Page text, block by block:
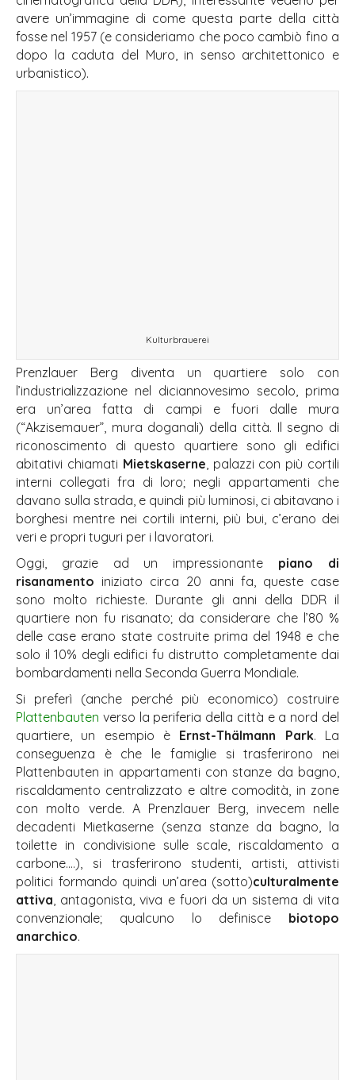
avere un’immagine di come questa parte della città
fosse nel 1957 (e consideriamo che poco cambiò fino a
dopo la caduta del Muro, in senso architettonico e
urbanistico).
Kulturbrauerei
Prenzlauer Berg diventa un quartiere solo con
l’industrializzazione nel diciannovesimo secolo, prima
era un’area fatta di campi e fuori dalle mura
(“Akzisemauer”, mura doganali) della città. Il segno di
riconoscimento di questo quartiere sono gli edifici
abitativi chiamati Mietskaserne , palazzi con più cortili
interni collegati fra di loro; negli appartamenti che
davano sulla strada, e quindi più luminosi, ci abitavano i
borghesi mentre nei cortili interni, più bui, c’erano dei
veri e propri tuguri per i lavoratori.
Oggi, grazie ad un impressionante piano di
risanamento iniziato circa 20 anni fa, queste case
sono molto richieste. Durante gli anni della DDR il
quartiere non fu risanato; da considerare che l’80 %
delle case erano state costruite prima del 1948 e che
solo il 10% degli edifici fu distrutto completamente dai
bombardamenti nella Seconda Guerra Mondiale.
Si preferì (anche perché più economico) costruire
Plattenbauten verso la periferia della città e a nord del
quartiere, un esempio è Ernst-Thälmann Park. La
conseguenza è che le famiglie si trasferirono nei
Plattenbauten in appartamenti con stanze da bagno,
riscaldamento centralizzato e altre comodità, in zone
con molto verde. A Prenzlauer Berg, invecem nelle
decadenti Mietkaserne (senza stanze da bagno, la
toilette in condivisione sulle scale, riscaldamento a
carbone….), si trasferirono studenti, artisti, attivisti
politici formando quindi un’area (sotto)culturalmente
attiva , antagonista, viva e fuori da un sistema di vita
convenzionale; qualcuno lo definisce biotopo
anarchico.